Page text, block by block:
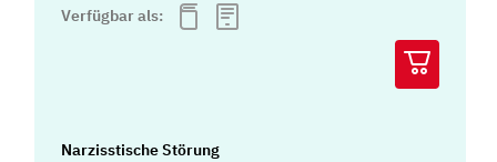
Verfügbar als:
Narzisstische Störung